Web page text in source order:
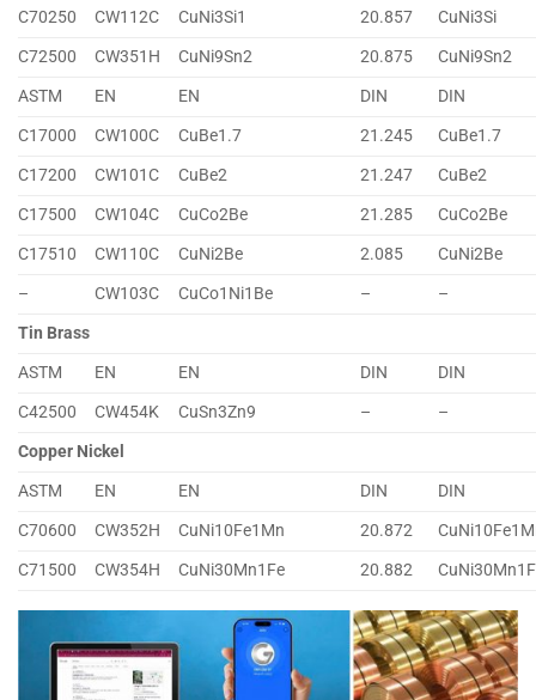
C70250
CW112C CuNi3Si1 20.857
CuNi3Si
C72500
CW351H CuNi9Sn2 20.875
CuNi9Sn2
ASTM
EN EN DIN
DIN
C17000
CW100C CuBe1.7 21.245
CuBe1.7
C17200
CW101C CuBe2 21.247
CuBe2
C17500
CW104C CuCo2Be 21.285
CuCo2Be
C17510
CW110C CuNi2Be 2.085
CuNi2Be
–
CW103C CuCo1Ni1Be –
–
Tin Brass
ASTM
EN EN DIN
DIN
C42500
CW454K CuSn3Zn9 –
–
Copper Nickel
ASTM
EN EN DIN
DIN
C70600
CW352H CuNi10Fe1Mn 20.872
C71500
CW354H CuNi30Mn1Fe 20.882